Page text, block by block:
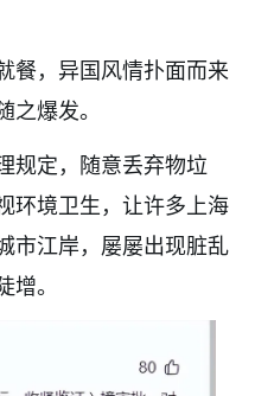
餐，异国风情扑面而来
爆发。
规定，随意丢弃物垃
环境卫生，让许多上海
市江岸，屡屡出现脏乱
。